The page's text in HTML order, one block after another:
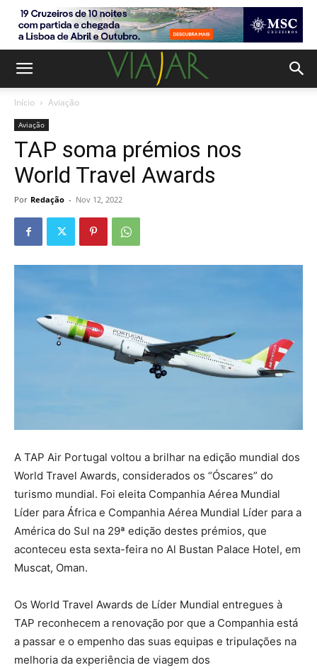
Início Aviação
Aviação
TAP soma prémios nos
World Travel Awards
Por Redação - Nov 12, 2022
A TAP Air Portugal voltou a brilhar na edição mundial dos
World Travel Awards, considerados os “Óscares” do
turismo mundial. Foi eleita Companhia Aérea Mundial
Líder para África e Companhia Aérea Mundial Líder para a
América do Sul na 29ª edição destes prémios, que
aconteceu esta sexta-feira no Al Bustan Palace Hotel, em
Muscat, Oman.
Os World Travel Awards de Líder Mundial entregues à
TAP reconhecem a renovação por que a Companhia está
a passar e o empenho das suas equipas e tripulações na
melhoria da experiência de viagem dos